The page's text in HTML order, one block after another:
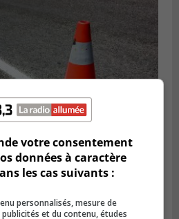
sur la Rive-Sud
votre consentement
données à caractère
les cas suivants :
personnalisés, mesure de
et du contenu, études